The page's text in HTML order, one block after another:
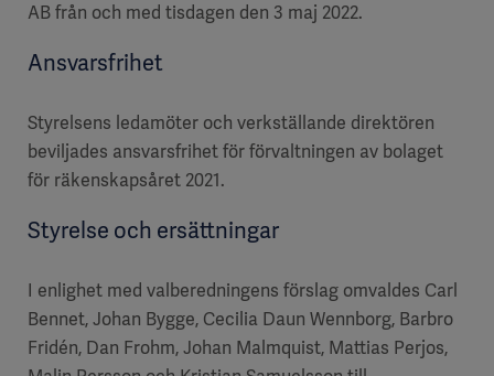
AB från och med tisdagen den 3 maj 2022.
Ansvarsfrihet
Styrelsens ledamöter och verkställande direktören
beviljades ansvarsfrihet för förvaltningen av bolaget
för räkenskapsåret 2021.
Styrelse och ersättningar
I enlighet med valberedningens förslag omvaldes Carl
Bennet, Johan Bygge, Cecilia Daun Wennborg, Barbro
Fridén, Dan Frohm, Johan Malmquist, Mattias Perjos,